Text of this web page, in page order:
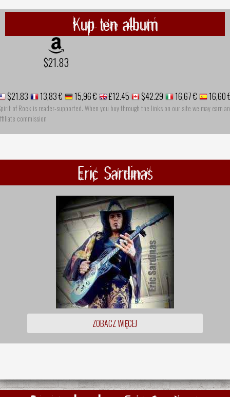
Kup ten album
$21.83
$21.83 13,83 € 15,96 € £12.45 $42.29 16,67 € 16,60
of Rock is reader-supported. When you buy through the links on our site we may earn an
commission
Eric Sardinas
ZOBACZ WIĘCEJ